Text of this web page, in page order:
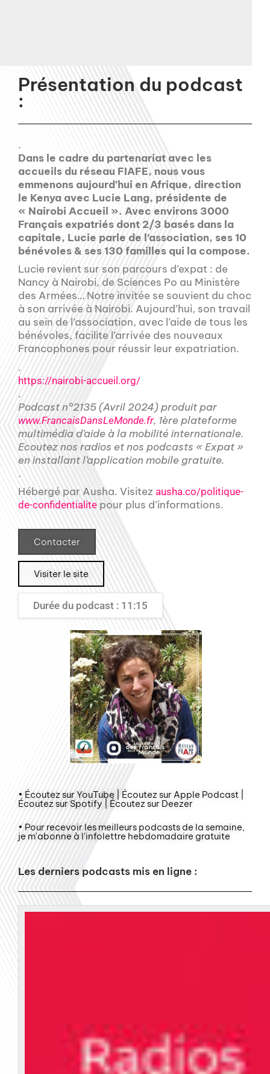
Présentation du podcast
:
.
Dans le cadre du partenariat avec les
accueils du réseau FIAFE, nous vous
emmenons aujourd’hui en Afrique, direction
le Kenya avec Lucie Lang, présidente de
« Nairobi Accueil ». Avec environs 3000
Français expatriés dont 2/3 basés dans la
capitale, Lucie parle de l’association, ses 10
bénévoles & ses 130 familles qui la compose.
Lucie revient sur son parcours d’expat : de
Nancy à Nairobi, de Sciences Po au Ministère
des Armées… Notre invitée se souvient du choc
à son arrivée à Nairobi. Aujourd’hui, son travail
au sein de l’association, avec l’aide de tous les
bénévoles, facilite l’arrivée des nouveaux
Francophones pour réussir leur expatriation.
.
https://nairobi-accueil.org/
.
Podcast n°2135 (Avril 2024) produit par
www.FrancaisDansLeMonde.fr, 1ère plateforme
multimédia d’aide à la mobilité internationale.
Ecoutez nos radios et nos podcasts « Expat »
en installant l’application mobile gratuite.
.
Hébergé par Ausha. Visitez ausha.co/politique-
de-confidentialite pour plus d’informations.
Contacter
Visiter le site
Durée du podcast : 11:15
• Écoutez sur YouTube | Écoutez sur Apple Podcast |
Écoutez sur Spotify | Écoutez sur Deezer
• Pour recevoir les meilleurs podcasts de la semaine,
je m'abonne à l'infolettre hebdomadaire gratuite
Les derniers podcasts mis en ligne :